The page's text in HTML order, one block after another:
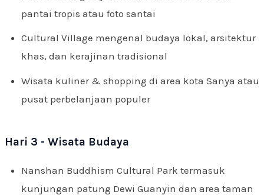
pantai tropis atau foto santai
Cultural Village mengenal budaya lokal, arsitektur
khas, dan kerajinan tradisional
Wisata kuliner & shopping di area kota Sanya atau
pusat perbelanjaan populer
Hari 3 - Wisata Budaya
Nanshan Buddhism Cultural Park termasuk
kunjungan patung Dewi Guanyin dan area taman